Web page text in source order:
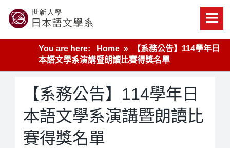
content
世新大學教學單位的網站
You are here:
Home
【系務公告】114學年日
本語文學系演講暨朗讀比賽得獎名單
【系務公告】114學年日
本語文學系演講暨朗讀比
賽得獎名單